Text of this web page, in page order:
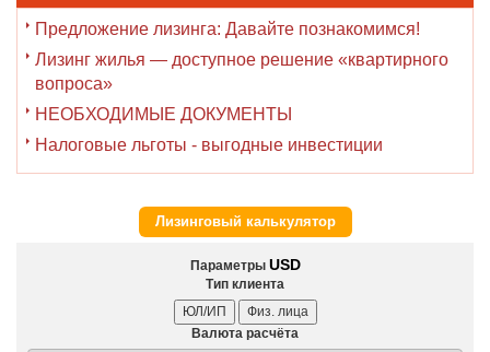
Предложение лизинга: Давайте познакомимся!
Лизинг жилья — доступное решение «квартирного
вопроса»
НЕОБХОДИМЫЕ ДОКУМЕНТЫ
Налоговые льготы - выгодные инвестиции
Лизинговый калькулятор
Параметры USD
Тип клиента
ЮЛ/ИП
Физ. лица
Валюта расчёта